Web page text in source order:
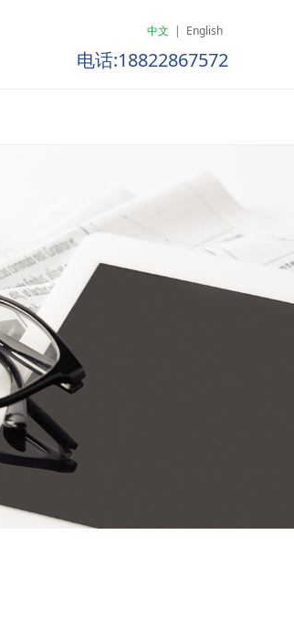
中文 | English
电话:18822867572